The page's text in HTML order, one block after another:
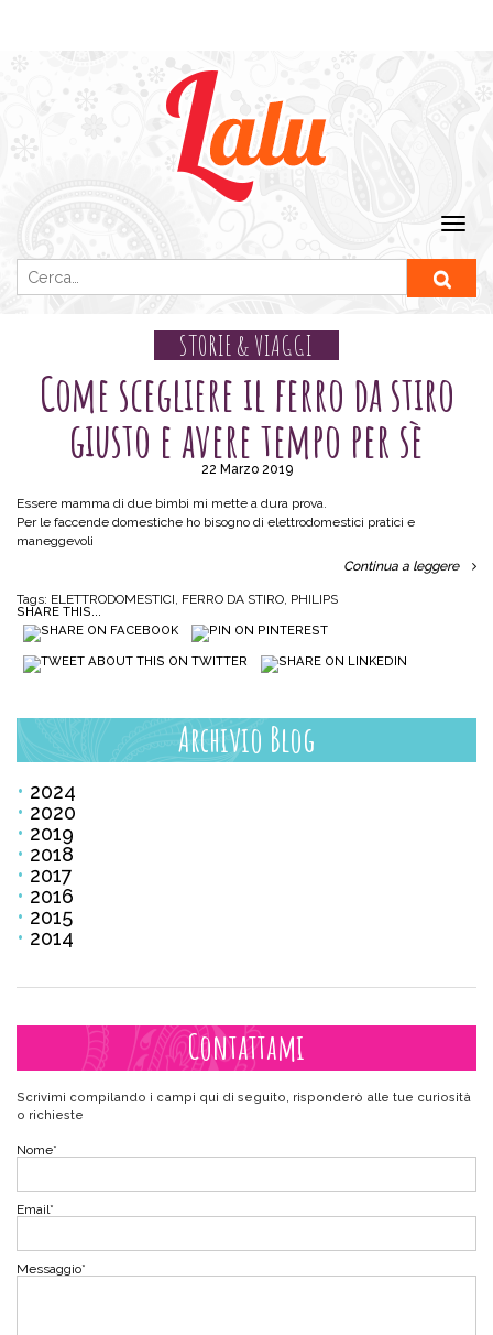
STORIE & VIAGGI
Come scegliere il ferro da stiro
giusto e avere tempo per sè
22 Marzo 2019
Essere mamma di due bimbi mi mette a dura prova.
Per le faccende domestiche ho bisogno di elettrodomestici pratici e
maneggevoli
Continua a leggere
Tags: ELETTRODOMESTICI, FERRO DA STIRO, PHILIPS
SHARE THIS...
Archivio Blog
2024
2020
2019
2018
2017
2016
2015
2014
Contattami
Scrivimi compilando i campi qui di seguito, risponderò alle tue curiosità
o richieste
Nome*
Email*
Messaggio*